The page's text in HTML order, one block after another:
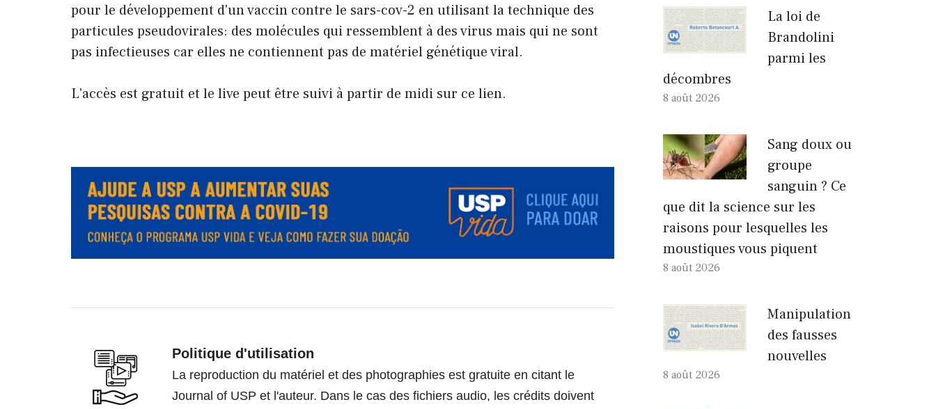
pour le développement d'un vaccin contre le sars-cov-2 en utilisant la technique des
particules pseudovirales: des molécules qui ressemblent à des virus mais qui ne sont
pas infectieuses car elles ne contiennent pas de matériel génétique viral.
L'accès est gratuit et le live peut être suivi à partir de midi sur ce lien.
Politique d'utilisation
La reproduction du matériel et des photographies est gratuite en citant le
Journal of USP et l'auteur. Dans le cas des fichiers audio, les crédits doivent
La loi de
Brandolini
parmi les
décombres
8 août 2026
Sang doux ou
groupe
sanguin ? Ce
que dit la science sur les
raisons pour lesquelles les
moustiques vous piquent
8 août 2026
Manipulation
des fausses
nouvelles
8 août 2026